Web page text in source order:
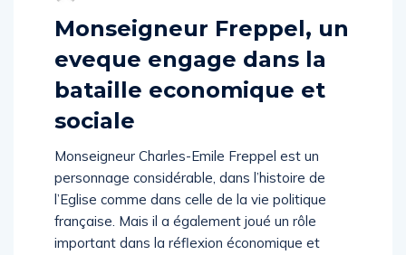
Monseigneur Freppel, un
eveque engage dans la
bataille economique et
sociale
Monseigneur Charles-Emile Freppel est un
personnage considérable, dans l’histoire de
l’Eglise comme dans celle de la vie politique
française. Mais il a également joué un rôle
important dans la réflexion économique et